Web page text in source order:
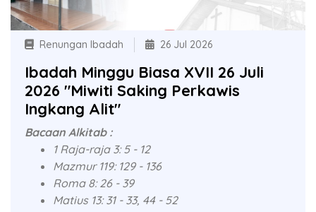
Renungan Ibadah 26 Jul 2026
Ibadah Minggu Biasa XVII 26 Juli
2026 "Miwiti Saking Perkawis
Ingkang Alit"
Bacaan Alkitab :
1 Raja-raja 3: 5 - 12
Mazmur 119: 129 - 136
Roma 8: 26 - 39
Matius 13: 31 - 33, 44 - 52